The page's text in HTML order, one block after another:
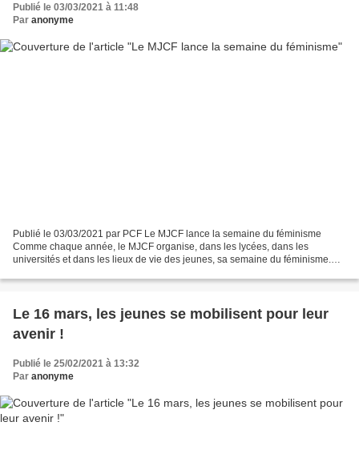
Publié le 03/03/2021 à 11:48
Par anonyme
Publié le 03/03/2021 par PCF Le MJCF lance la semaine du féminisme
Comme chaque année, le MJCF organise, dans les lycées, dans les
universités et dans les lieux de vie des jeunes, sa semaine du féminisme.
Le 16 mars, les jeunes se mobilisent pour leur
avenir !
Publié le 25/02/2021 à 13:32
Par anonyme